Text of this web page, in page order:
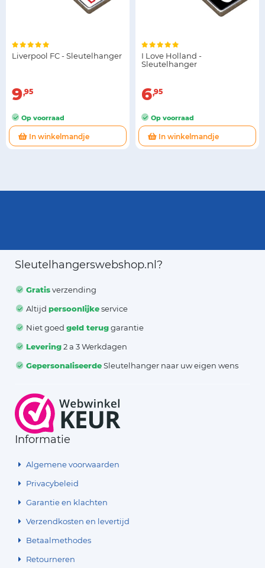
Liverpool FC - Sleutelhanger
9 95
Op voorraad
In winkelmandje
I Love Holland -
Sleutelhanger
6 95
Op voorraad
In winkelmandje
Sleutelhangerswebshop.nl?
Gratisverzending
Altijdpersoonlijkeservice
Niet goedgeld teruggarantie
Levering2 a 3 Werkdagen
GepersonaliseerdeSleutelhanger naar uw eigen wens
Informatie
Algemene voorwaarden
Privacybeleid
Garantie en klachten
Verzendkosten en levertijd
Betaalmethodes
Retourneren